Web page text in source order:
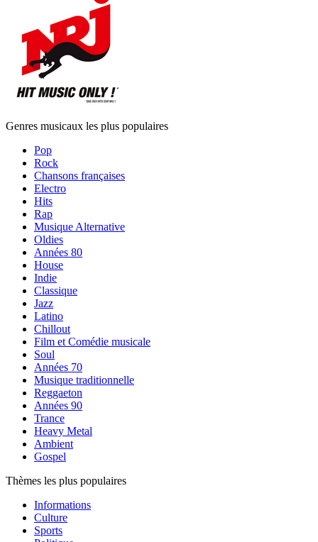
Genres musicaux les plus populaires
Pop
Rock
Chansons françaises
Electro
Hits
Rap
Musique Alternative
Oldies
Années 80
House
Indie
Classique
Jazz
Latino
Chillout
Film et Comédie musicale
Soul
Années 70
Musique traditionnelle
Reggaeton
Années 90
Trance
Heavy Metal
Ambient
Gospel
Thèmes les plus populaires
Informations
Culture
Sports